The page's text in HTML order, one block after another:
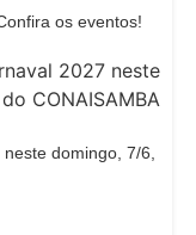
os eventos!
domingo, 7/6,